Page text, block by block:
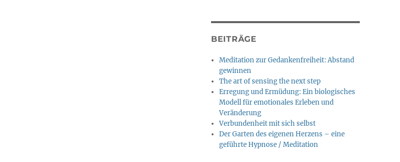
BEITRÄGE
Meditation zur Gedankenfreiheit: Abstand
gewinnen
The art of sensing the next step
Erregung und Ermüdung: Ein biologisches
Modell für emotionales Erleben und
Veränderung
Verbundenheit mit sich selbst
Der Garten des eigenen Herzens – eine
geführte Hypnose / Meditation